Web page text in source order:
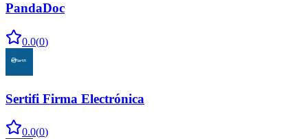
PandaDoc
0.0(0)
Sertifi Firma Electrónica
0.0(0)